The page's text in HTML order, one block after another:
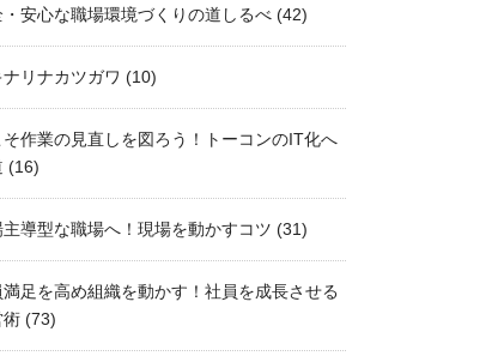
・安心な職場環境づくりの道しるべ (42)
ナリナカツガワ (10)
そ作業の見直しを図ろう！トーコンのIT化へ
(16)
導型な職場へ！現場を動かすコツ (31)
足を高め組織を動かす！社員を成長させる
術 (73)